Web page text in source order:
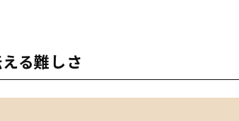
る難しさ